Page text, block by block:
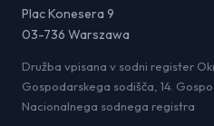
Plac Konesera 9
03-736 Warszawa
Družba vpisana v sodni register
Gospodarskega sodišča, 14.
Nacionalnega sodnega registra